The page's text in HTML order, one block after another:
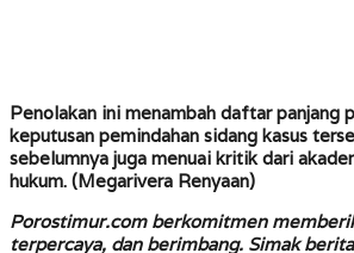
Penolakan ini menambah daftar panjang
keputusan pemindahan sidang kasus
sebelumnya juga menuai kritik dari
hukum. (Megarivera Renyaan)
Porostimur.com berkomitmen
terpercaya, dan berimbang. Simak